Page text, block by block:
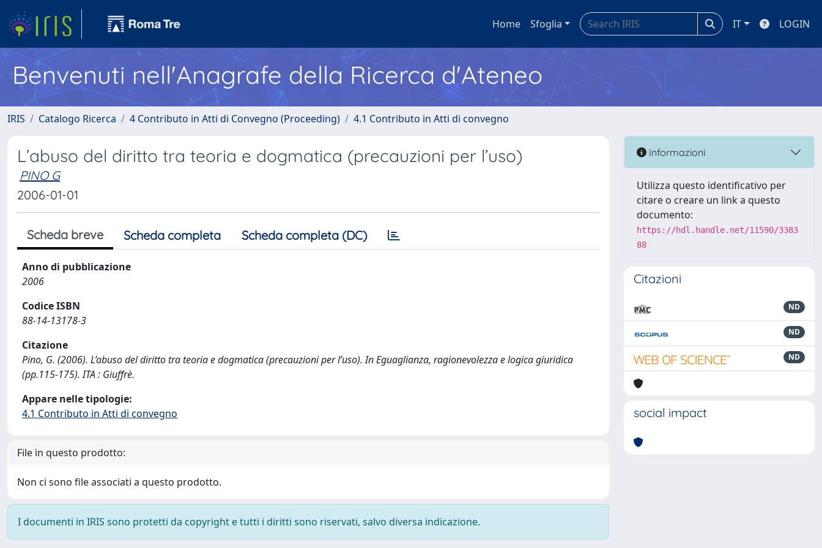
Home Sfoglia IT LOGIN
Benvenuti nell'Anagrafe della Ricerca d'Ateneo
IRIS Catalogo Ricerca 4 Contributo in Atti di Convegno (Proceeding) 4.1 Contributo in Atti di convegno
L’abuso del diritto tra teoria e dogmatica (precauzioni per l’uso)
PINO G
2006-01-01
Scheda breve Scheda completa Scheda completa (DC)
Anno di pubblicazione
2006
Codice ISBN
88-14-13178-3
Citazione
Pino, G. (2006). L’abuso del diritto tra teoria e dogmatica (precauzioni per l’uso). In Eguaglianza, ragionevolezza e logica giuridica
(pp.115-175). ITA : Giuffrè.
Appare nelle tipologie:
4.1 Contributo in Atti di convegno
File in questo prodotto:
Non ci sono file associati a questo prodotto.
I documenti in IRIS sono protetti da copyright e tutti i diritti sono riservati, salvo diversa indicazione.
Informazioni
Utilizza questo identificativo per
citare o creare un link a questo
documento:
https://hdl.handle.net/11590/3383
88
Citazioni
ND
ND
ND
social impact